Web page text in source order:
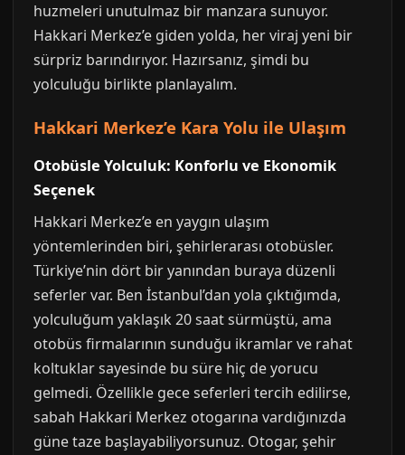
huzmeleri unutulmaz bir manzara sunuyor.
Hakkari Merkez’e giden yolda, her viraj yeni bir
sürpriz barındırıyor. Hazırsanız, şimdi bu
yolculuğu birlikte planlayalım.
Hakkari Merkez’e Kara Yolu ile Ulaşım
Otobüsle Yolculuk: Konforlu ve Ekonomik
Seçenek
Hakkari Merkez’e en yaygın ulaşım
yöntemlerinden biri, şehirlerarası otobüsler.
Türkiye’nin dört bir yanından buraya düzenli
seferler var. Ben İstanbul’dan yola çıktığımda,
yolculuğum yaklaşık 20 saat sürmüştü, ama
otobüs firmalarının sunduğu ikramlar ve rahat
koltuklar sayesinde bu süre hiç de yorucu
gelmedi. Özellikle gece seferleri tercih edilirse,
sabah Hakkari Merkez otogarına vardığınızda
güne taze başlayabiliyorsunuz. Otogar, şehir